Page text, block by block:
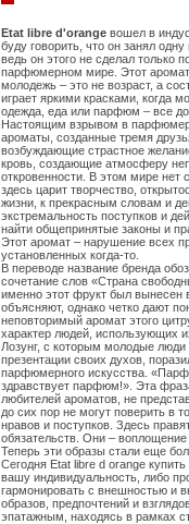
Etat libre d'orange вошел в
буду говорить, что он занял
ведь он этого не сделал только
парфюмерном мире. Этот
молодежь – это не возраст, а
играет яркими красками, когда
одежда, еда или парфюм – все
Настоящим взрывом в
ароматы, созданные тремя
возбуждающие страстное
кровь, создающие атмосферу
откровенности. В этом мире нет
здесь царит творчество,
жизни, к прекрасным словам и
экстремальность поступков и
найти общепринятые законы и
Этот аромат – нарушение всех
установленных когда-то.
В переводе название бренда
сочетание слов «Страна
именно этот фрукт был вынесен
объясняют, однако четко дают
неповторимый аромат этого
характер людей, использующих
Лозунг, с которым молодые люди
презентации своих духов,
парфюмерного искусства.
здравствует парфюм!». Эта
любителей ароматов, не
до сих пор не могут поверить в
нравов и поступков. Здесь
обязательств. Они –
Теперь эти образы стали еще
Сегодня Etat libre d orange
вашу индивидуальность, либо
гармонировать с внешностью и
образов, предпочтений и
эпатажным, находясь в рамках